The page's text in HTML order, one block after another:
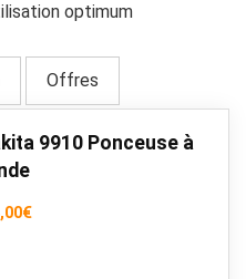
optimum
Offres
9910 Ponceuse à
€